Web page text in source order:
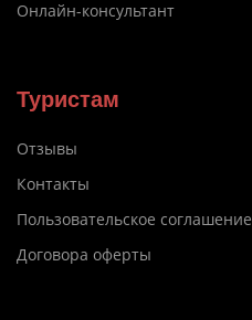
Онлайн-консультант
Туристам
Отзывы
Контакты
Пользовательское соглашение
Договора оферты